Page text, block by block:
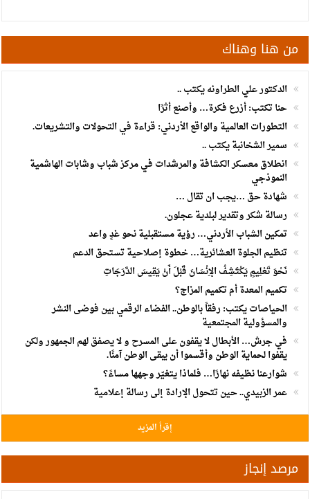
الفاو ومؤسسة الإقراض الزراعي تطلقان آلية التمويل المختلط لدعم
التحول في النظم الزراعية والغذائية في الأردن
الدكتور علي الطراونه يكتب ..
اختتام فعاليات معسكري " التطوع الأخضر" في مركزي شباب وشابات
صخرة و العيون .
عجلون - اختتام معسكر سواعد الإنقاذ بمشاركة 39 شابا و شابة
حزب التغيير يطلق فعاليات اعمال المدرسة الحزبية..صور
انطلاق فعاليات ملتقى الأدباء والشعراء الأول لأندية المعلمين في جرش
*العيسوي ينقل تمنيات الملك وولي العهد بموفور الصحة للفريق العزب
واللواء العبادي*
مندوبا عن الملك وولي العهد.. العيسوي يعزي عشيرتي عساف والطويل
سميرات يفتتح رسميًا مركز الخدمات الحكومي في عجلون
العيسوي: الرؤية الملكية جعلت الأردن مركزا واعدا للاستثمار ونموذجا
في الاعتدال
الحكومة: الأردن يتعامل مع المستجدات الإقليمية بمنهج حكيم ومتوازن
الأمن مع اقتراب نتائج التوجيهي: رصد وضبط أي مخالفة
"كهرباء إربد" تطلق منظومة خدماتها الإلكترونية بالتكامل مع تطبيق
"سند"
العيسوي: الرؤية الملكية جعلت الأردن مركزا واعدا للاستثمار ونموذجا
في الاعتدال*
من هنا وهناك
الدكتور علي الطراونه يكتب ..
حنا تكتب: أزرع فكرة… وأصنع أثرًا
التطورات العالمية والواقع الأردني: قراءة في التحولات والتشريعات.
سمير الشخانبة يكتب ..
انطلاق معسكر الكشافة والمرشدات في مركز شباب وشابات الهاشمية
النموذجي
شهادة حق …يجب ان تقال …
رسالة شكر وتقدير لبلدية عجلون.
تمكين الشباب الأردني… رؤية مستقبلية نحو غدٍ واعد
تنظيم الجلوة العشائرية… خطوة إصلاحية تستحق الدعم
نَحْوَ تَعْلِيمٍ يَكْتَشِفُ الإِنْسَانَ قَبْلَ أَنْ يَقِيسَ الدَّرَجَاتِ
تكميم المعدة أم تكميم المزاج؟
الحياصات يكتب: رفقاً بالوطن.. الفضاء الرقمي بين فوضى النشر
والمسؤولية المجتمعية
في جرش… الأبطال لا يقفون على المسرح و لا يصفق لهم الجمهور ولكن
يقفوا لحماية الوطن وأقسموا أن يبقى الوطن آمنًا.
شوارعنا نظيفه نهارًا… فلماذا يتغيّر وجهها مساءً؟
عمر الزبيدي.. حين تتحول الإرادة إلى رسالة إعلامية
إقرأ المزيد
مرصد إنجاز